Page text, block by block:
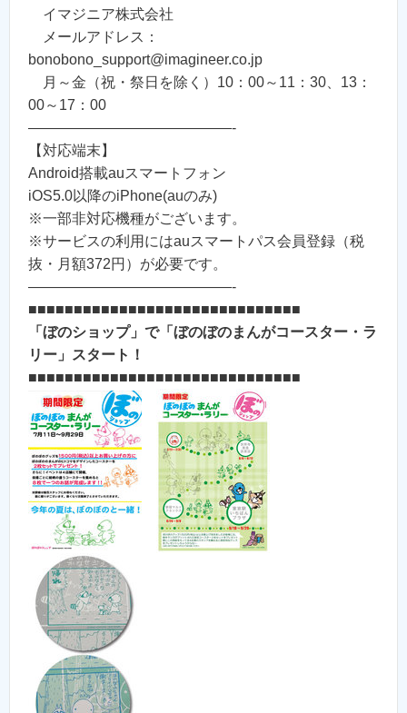
イマジニア株式会社
メールアドレス：
bonobono_support@imagineer.co.jp
月～金（祝・祭日を除く）10：00～11：30、13：
00～17：00
——————————————-
【対応端末】
Android搭載auスマートフォン
iOS5.0以降のiPhone(auのみ)
※一部非対応機種がございます。
※サービスの利用にはauスマートパス会員登録（税
抜・月額372円）が必要です。
——————————————-
■■■■■■■■■■■■■■■■■■■■■■■■■■■■■■
「ぼのショップ」で「ぼのぼのまんがコースター・ラ
リー」スタート！
■■■■■■■■■■■■■■■■■■■■■■■■■■■■■■